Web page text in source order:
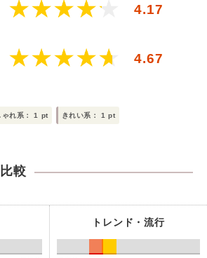
4.17
4.67
ゃれ系：1 pt きれい系：1pt
較
トレンド・流行